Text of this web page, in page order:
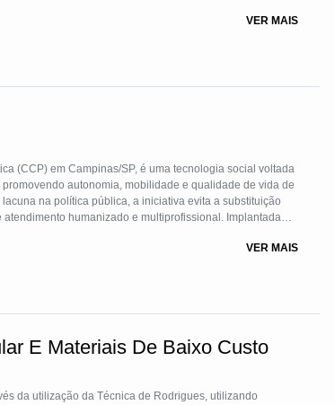
VER MAIS
(CCP) em Campinas/SP, é uma tecnologia social voltada
autonomia, mobilidade e qualidade de vida de
na política pública, a iniciativa evita a substituição
humanizado e multiprofissional. Implantada
do SUS. O modelo é reaplicável e ap
VER MAIS
E Materiais De Baixo Custo
da utilização da Técnica de Rodrigues, utilizando